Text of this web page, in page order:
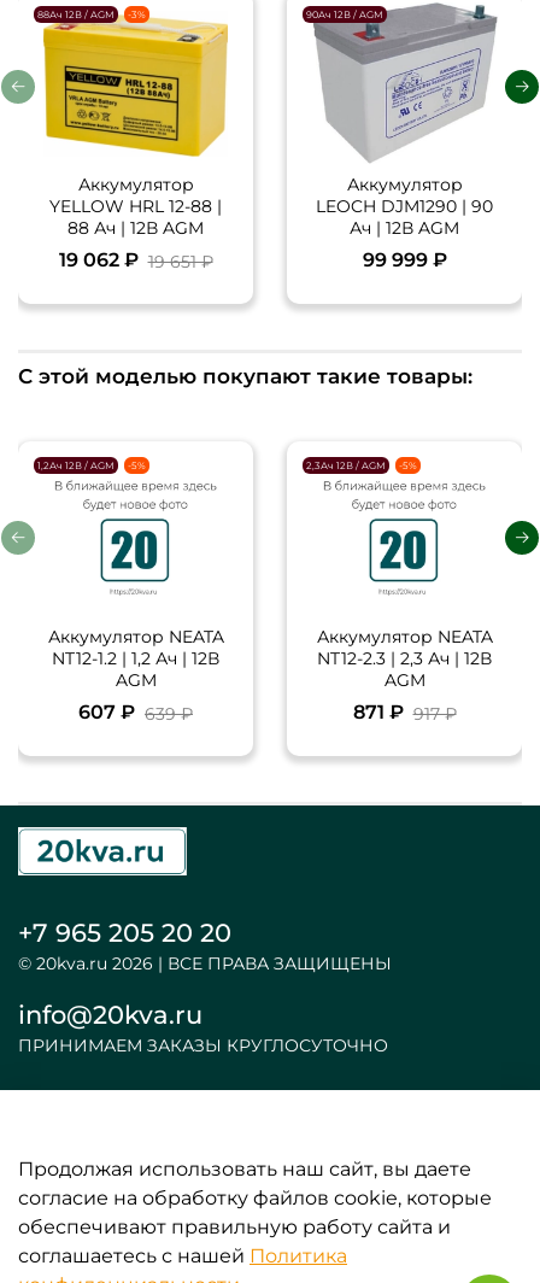
88Ач 12В / AGM -3%
Аккумулятор
YELLOW HRL 12-88 |
88 Ач | 12В AGM
19 062 ₽ 19 651 ₽
90Ач 12В / AGM
Аккумулятор
LEOCH DJM1290 | 90
Ач | 12В AGM
99 999 ₽
С этой моделью покупают такие товары:
1,2Ач 12В / AGM -5%
Аккумулятор NEATA
NT12-1.2 | 1,2 Ач | 12В
AGM
607 ₽ 639 ₽
2,3Ач 12В / AGM -5%
Аккумулятор NEATA
NT12-2.3 | 2,3 Ач | 12В
AGM
871 ₽ 917 ₽
ООО «АКБ и ИБП»
+7 965 205 20 20
© 20kva.ru 2026 | ВСЕ ПРАВА ЗАЩИЩЕНЫ
info@20kva.ru
ПРИНИМАЕМ ЗАКАЗЫ КРУГЛОСУТОЧНО
Продолжая использовать наш сайт, вы даете
согласие на обработку файлов cookie, которые
обеспечивают правильную работу сайта и
соглашаетесь с нашей Политика